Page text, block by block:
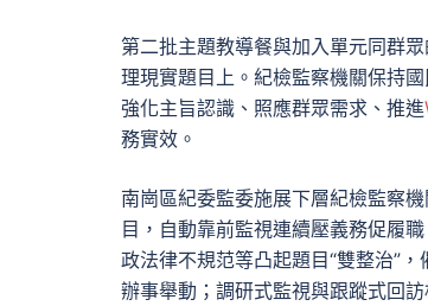
第二批主題教導餐與加入單元同群
理現實題目上。紀檢監察機關保持
強化主旨認識、照應群眾需求、推進
務實效。
南崗區紀委監委施展下層紀檢監察機
目，自動靠前監視連續壓義務促履
政法律不規范等凸起題目“雙整治”，
辦事舉動；調研式監視與跟蹤式回